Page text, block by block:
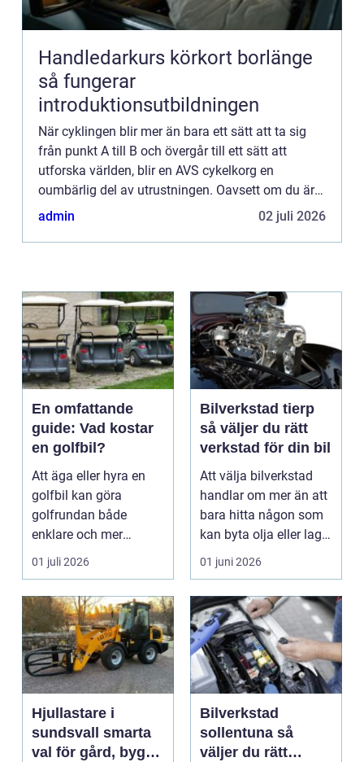
Handledarkurs körkort borlänge
så fungerar
introduktionsutbildningen
När cyklingen blir mer än bara ett sätt att ta sig
från punkt A till B och övergår till ett sätt att
utforska världen, blir en AVS cykelkorg en
oumbärlig del av utrustningen. Oavsett om du är
en var...
admin 02 juli 2026
En omfattande
guide: Vad kostar
en golfbil?
Att äga eller hyra en
golfbil kan göra
golfrundan både
enklare och mer
njutbar. Pris...
01 juli 2026
Bilverkstad tierp
så väljer du rätt
verkstad för din bil
Att välja bilverkstad
handlar om mer än att
bara hitta någon som
kan byta olja eller laga
bromsar. F...
01 juni 2026
Hjullastare i
sundsvall smarta
val för gård, bygg
Bilverkstad
sollentuna så
väljer du rätt